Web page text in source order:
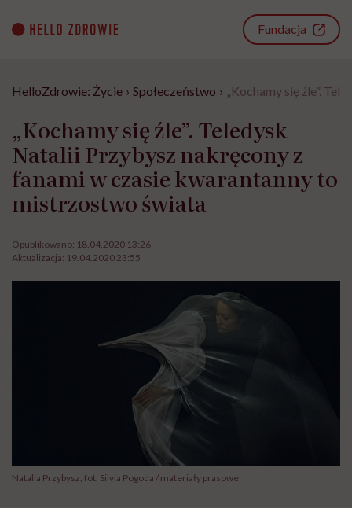
content
Fundacja
HelloZdrowie: Życie › Społeczeństwo › „Kochamy się źle”.
„Kochamy się źle”. Teledysk
Natalii Przybysz nakręcony z
fanami w czasie kwarantanny to
mistrzostwo świata
Opublikowano: 18.04.2020 13:26
Aktualizacja: 19.04.2020 23:55
Natalia Przybysz, fot. Silvia Pogoda / materiały prasowe